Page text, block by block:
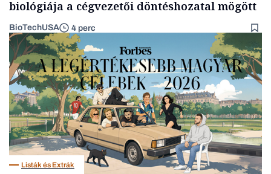
biológiája a cégvezetői döntéshozatal mögött
BioTechUSA 4 perc
Listák és Extrák